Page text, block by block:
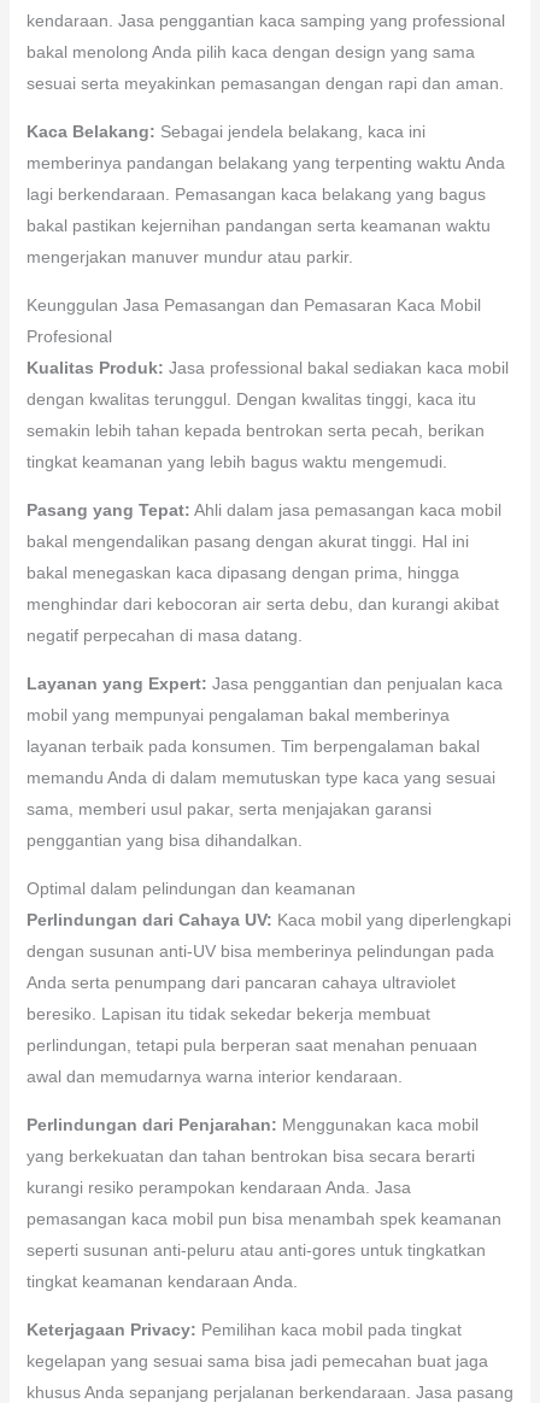
kendaraan. Jasa penggantian kaca samping yang professional
bakal menolong Anda pilih kaca dengan design yang sama
sesuai serta meyakinkan pemasangan dengan rapi dan aman.
Kaca Belakang: Sebagai jendela belakang, kaca ini
memberinya pandangan belakang yang terpenting waktu Anda
lagi berkendaraan. Pemasangan kaca belakang yang bagus
bakal pastikan kejernihan pandangan serta keamanan waktu
mengerjakan manuver mundur atau parkir.
Keunggulan Jasa Pemasangan dan Pemasaran Kaca Mobil
Profesional
Kualitas Produk: Jasa professional bakal sediakan kaca mobil
dengan kwalitas terunggul. Dengan kwalitas tinggi, kaca itu
semakin lebih tahan kepada bentrokan serta pecah, berikan
tingkat keamanan yang lebih bagus waktu mengemudi.
Pasang yang Tepat: Ahli dalam jasa pemasangan kaca mobil
bakal mengendalikan pasang dengan akurat tinggi. Hal ini
bakal menegaskan kaca dipasang dengan prima, hingga
menghindar dari kebocoran air serta debu, dan kurangi akibat
negatif perpecahan di masa datang.
Layanan yang Expert: Jasa penggantian dan penjualan kaca
mobil yang mempunyai pengalaman bakal memberinya
layanan terbaik pada konsumen. Tim berpengalaman bakal
memandu Anda di dalam memutuskan type kaca yang sesuai
sama, memberi usul pakar, serta menjajakan garansi
penggantian yang bisa dihandalkan.
Optimal dalam pelindungan dan keamanan
Perlindungan dari Cahaya UV: Kaca mobil yang diperlengkapi
dengan susunan anti-UV bisa memberinya pelindungan pada
Anda serta penumpang dari pancaran cahaya ultraviolet
beresiko. Lapisan itu tidak sekedar bekerja membuat
perlindungan, tetapi pula berperan saat menahan penuaan
awal dan memudarnya warna interior kendaraan.
Perlindungan dari Penjarahan: Menggunakan kaca mobil
yang berkekuatan dan tahan bentrokan bisa secara berarti
kurangi resiko perampokan kendaraan Anda. Jasa
pemasangan kaca mobil pun bisa menambah spek keamanan
seperti susunan anti-peluru atau anti-gores untuk tingkatkan
tingkat keamanan kendaraan Anda.
Keterjagaan Privacy: Pemilihan kaca mobil pada tingkat
kegelapan yang sesuai sama bisa jadi pemecahan buat jaga
khusus Anda sepanjang perjalanan berkendaraan. Jasa pasang